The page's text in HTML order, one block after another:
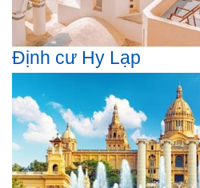
Định cư Hy Lạp